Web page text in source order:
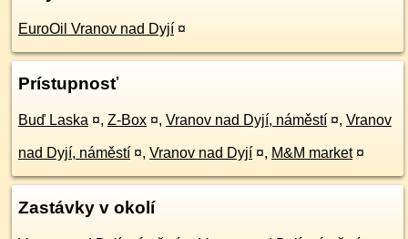
EuroOil Vranov nad Dyjí ¤
Prístupnosť
Buď Laska ¤, Z-Box ¤, Vranov nad Dyjí, náměstí ¤, Vranov
nad Dyjí, náměstí ¤, Vranov nad Dyjí ¤, M&M market ¤
Zastávky v okolí